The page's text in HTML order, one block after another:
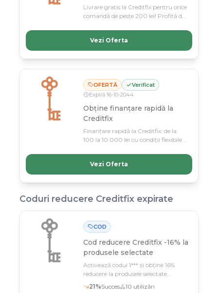
lei
Livrare gratis la Creditfix pentru orice
comandă de peste 200 lei! Profită de
Vezi Oferta
OFERTĂ
Verificat
Expiră 16-10-2044
Obține finanțare rapidă la
Creditfix
Finanțare rapidă la Creditfix: de la
100 la 10.000 lei cu condiții flexibile și
complicații!
Vezi Oferta
Coduri reducere Creditfix expirate
COD
Cod reducere Creditfix -16% la
produsele selectate
Activează codul 1*** și obține 16%
reducere la produsele selectate
Creditfix până pe 12 februarie
21%Succes 10 utilizări